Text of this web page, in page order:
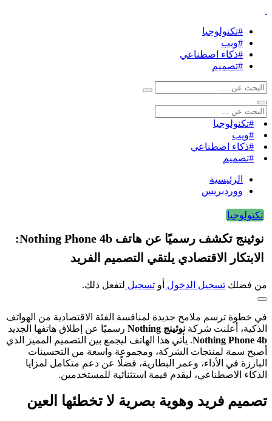
#تكنولوجيا
#ويب
#ذكاء اصطناعي
#تصميم
#تكنولوجيا
#ويب
#ذكاء اصطناعي
#تصميم
الرئيسية
ووردبريس
تكتولوجيا
نوثينج تكشف رسميًا عن هاتف Nothing Phone 4b:
الابتكار الاقتصادي يلتقي التصميم الفريد
من فضلك تسجيل الدخول أو تسجيل لتفعل ذلك.
في خطوة ترسم ملامح جديدة لمنافسة الفئة الاقتصادية من الهواتف
الذكية، أعلنت شركة نوثينج Nothing
رسميًا عن إطلاق هاتفها الجديد
Nothing Phone 4b. يأتي هذا الهاتف ليجمع بين التصميم المميز الذي
أصبح سمة لمنتجات الشركة، ومجموعة واسعة من التحسينات
البارزة في الأداء، وعمر البطارية، فضلًا عن دعم متكامل لمزايا
الذكاء الاصطناعي، ليقدم قيمة استثنائية للمستخدمين.
تصميم فريد وهوية بصرية لا تخطئها العين